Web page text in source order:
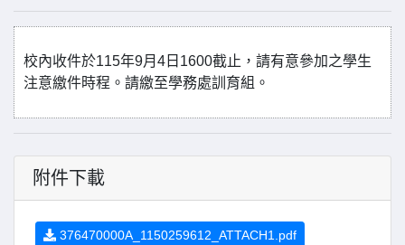
校內收件於115年9月4日1600截止，請有意參加之學生
注意繳件時程。請繳至學務處訓育組。
附件下載
376470000A_1150259612_ATTACH1.pdf